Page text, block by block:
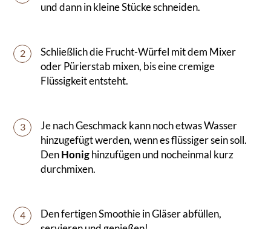
und dann in kleine Stücke schneiden.
2
Schließlich die Frucht-Würfel mit dem Mixer
oder Pürierstab mixen, bis eine cremige
Flüssigkeit entsteht.
3
Je nach Geschmack kann noch etwas Wasser
hinzugefügt werden, wenn es flüssiger sein soll.
DenHonighinzufügen und nocheinmal kurz
durchmixen.
4
Den fertigen Smoothie in Gläser abfüllen,